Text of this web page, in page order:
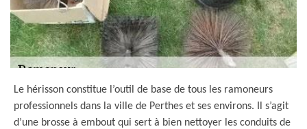
Le hérisson constitue l’outil de base de tous les ramoneurs
professionnels dans la ville de Perthes et ses environs. Il s’agit
d’une brosse à embout qui sert à bien nettoyer les conduits de